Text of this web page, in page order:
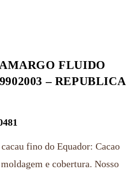
FLUIDO
– REPUBLICA
fino do Equador: Cacao
e cobertura. Nosso